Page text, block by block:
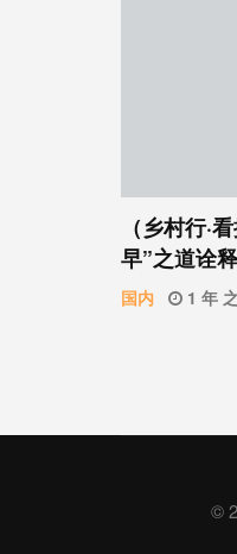
（乡村行·
早”之道诠
国内 1 年
©